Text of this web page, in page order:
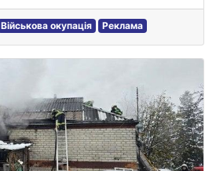
Військова окупація Реклама